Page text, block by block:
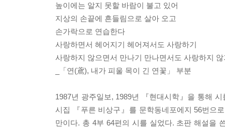
높이에는 알지 못할 바람이 불고 있어
지상의 손끝에 흔들림으로 살아 오고
손가락으로 연습한다
사랑하면서 헤어지기 헤어져서도 사랑하기
사랑하지 않으면서 만나기 만나면서도 사랑하지 않
_「연(鳶), 내가 피울 목이 긴 연꽃」 부분
1987년 광주일보, 1989년 『현대시학』을 통해
시집 『푸른 비상구』를 문학동네포에지 56번으
만이다. 총 4부 64편의 시를 실었다. 초판 해설을